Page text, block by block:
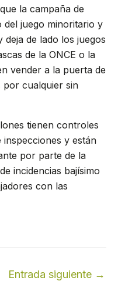
la campaña de
del juego minoritario y
deja de lado los juegos
de la ONCE o la
vender a la puerta de
por cualquier sin
tienen controles
y están
por parte de la
incidencias bajísimo
con las
Entrada siguiente →